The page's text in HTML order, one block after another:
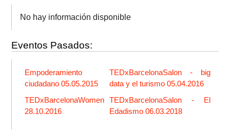
No hay información disponible
Eventos Pasados:
Empoderamiento
ciudadano 05.05.2015
TEDxBarcelonaSalon - big
data y el turismo 05.04.2016
TEDxBarcelonaWomen
28.10.2016
TEDxBarcelonaSalon - El
Edadismo 06.03.2018